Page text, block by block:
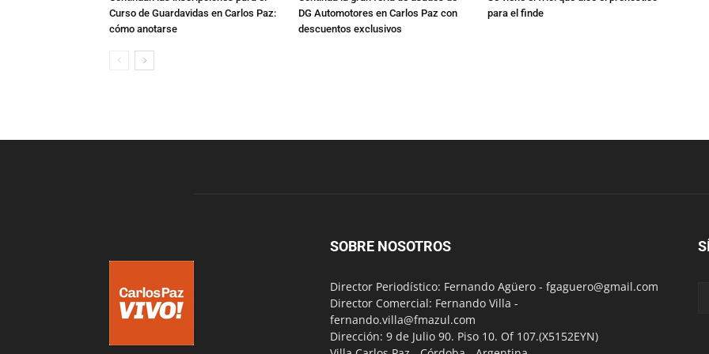
Curso de Guardavidas en Carlos Paz:
cómo anotarse
DG Automotores en Carlos Paz con
descuentos exclusivos
para el finde
SOBRE NOSOTROS
Director Periodístico: Fernando Agüero - fgaguero@gmail.com
Director Comercial: Fernando Villa -
fernando.villa@fmazul.com
Dirección: 9 de Julio 90. Piso 10. Of 107.(X5152EYN)